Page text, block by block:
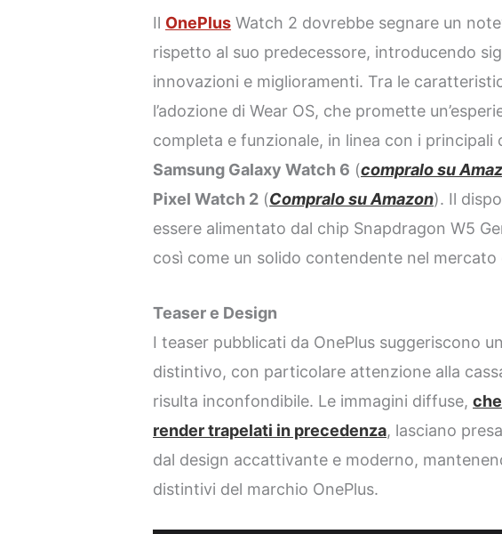
Il OnePlus Watch 2 dovrebbe segnare un
rispetto al suo predecessore, introducendo
innovazioni e miglioramenti. Tra le
l’adozione di Wear OS, che promette
completa e funzionale, in linea con i principali
Samsung Galaxy Watch 6 (compralo su
Pixel Watch 2 (Compralo su Amazon). Il
essere alimentato dal chip Snapdragon W5
così come un solido contendente nel
Teaser e Design
I teaser pubblicati da OnePlus suggeriscono
distintivo, con particolare attenzione alla
risulta inconfondibile. Le immagini diffuse,
render trapelati in precedenza, lasciano
dal design accattivante e moderno,
distintivi del marchio OnePlus.